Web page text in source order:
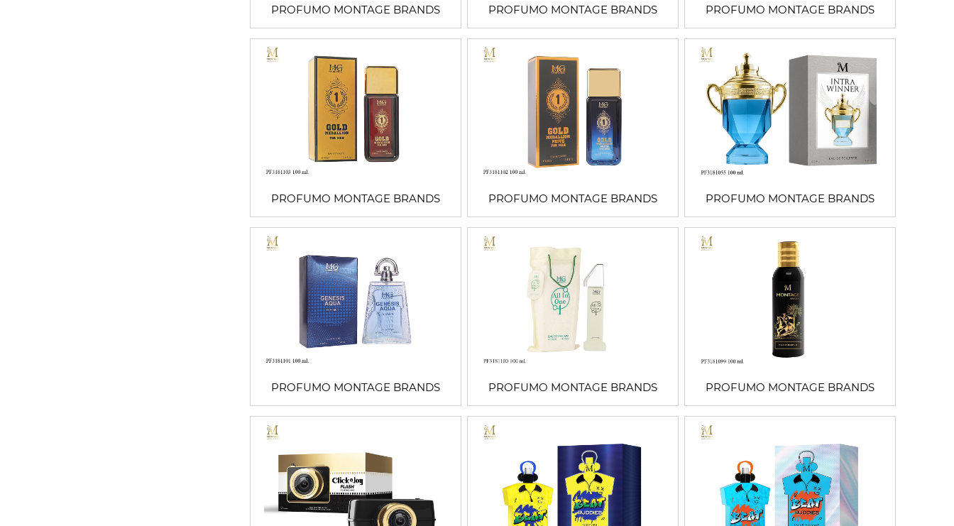
PROFUMO MONTAGE BRANDS PROFUMO MONTAGE BRANDS PROFUMO MONTAGE BRANDS
PROFUMO MONTAGE BRANDS PROFUMO MONTAGE BRANDS PROFUMO MONTAGE BRANDS
PROFUMO MONTAGE BRANDS PROFUMO MONTAGE BRANDS PROFUMO MONTAGE BRANDS